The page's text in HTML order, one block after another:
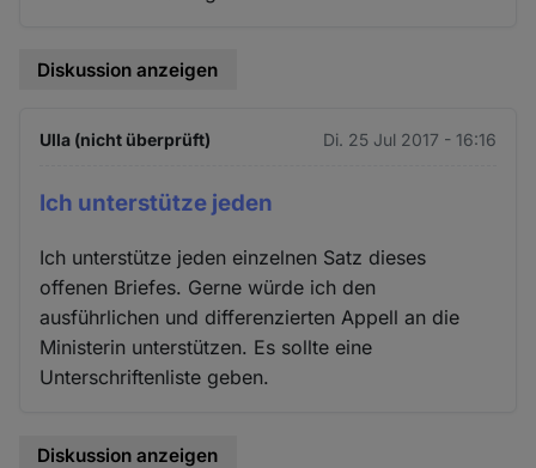
Diskussion anzeigen
Ulla (nicht überprüft) Di. 25 Jul 2017 - 16:16
Ich unterstütze jeden
Ich unterstütze jeden einzelnen Satz dieses
offenen Briefes. Gerne würde ich den
ausführlichen und differenzierten Appell an die
Ministerin unterstützen. Es sollte eine
Unterschriftenliste geben.
Diskussion anzeigen